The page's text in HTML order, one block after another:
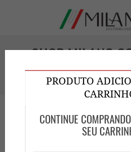
SHOP MILANO
GOIÁS
PRODUTO
CONTINUE
SEU